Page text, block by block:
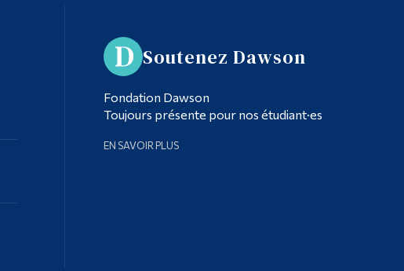
Soutenez Dawson
Fondation Dawson
Toujours présente pour nos étudiant·es
EN SAVOIR PLUS